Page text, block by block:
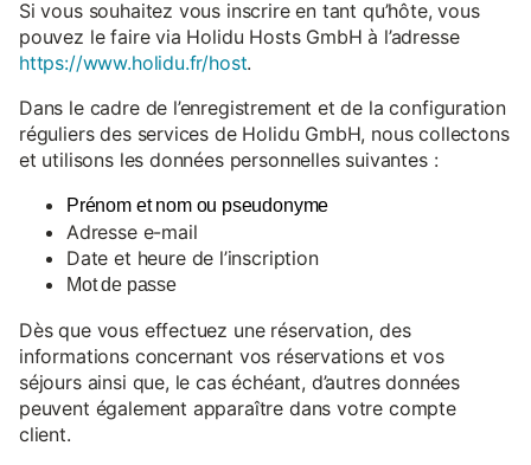
Si vous souhaitez vous inscrire en tant qu’hôte, vous
pouvez le faire via Holidu Hosts GmbH à l’adresse
https://www.holidu.fr/host.
Dans le cadre de l’enregistrement et de la configuration
réguliers des services de Holidu GmbH, nous collectons
et utilisons les données personnelles suivantes :
Prénom et nom ou pseudonyme
Adresse e-mail
Date et heure de l’inscription
Mot de passe
Dès que vous effectuez une réservation, des
informations concernant vos réservations et vos
séjours ainsi que, le cas échéant, d’autres données
peuvent également apparaître dans votre compte
client.